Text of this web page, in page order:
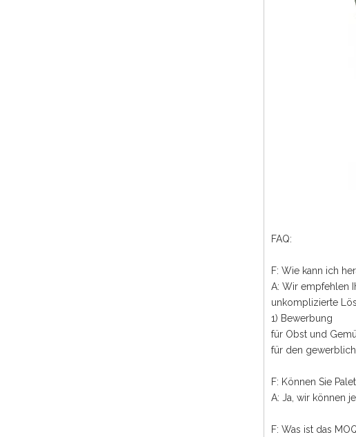
FAQ:
F: Wie kann ich
A: Wir empfehlen
unkomplizierte
1) Bewerbung
für Obst und
für den
F: Können Sie
A: Ja, wir können
F: Was ist das